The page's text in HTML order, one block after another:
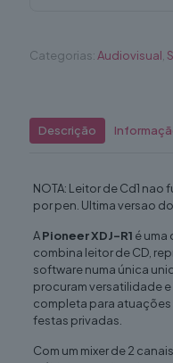
Categorias:Audiovisual
Descrição
NOTA: Leitor de Cd1 nao
por pen. Ultima versao
APioneer XDJ-R1 é uma
combina leitor de CD,
software numa única
procuram versatilidade
completa para
festas privadas.
Com um mixer de 2